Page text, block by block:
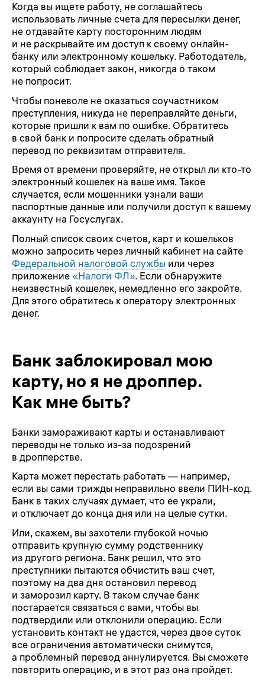
Когда вы ищете работу, не соглашайтесь
использовать личные счета для пересылки денег,
не отдавайте карту посторонним людям
и не раскрывайте им доступ к своему онлайн-
банку или электронному кошельку. Работодатель,
который соблюдает закон, никогда о таком
не попросит.
Чтобы поневоле не оказаться соучастником
преступления, никуда не переправляйте деньги,
которые пришли к вам по ошибке. Обратитесь
в свой банк и попросите сделать обратный
перевод по реквизитам отправителя.
Время от времени проверяйте, не открыл ли кто-то
электронный кошелек на ваше имя. Такое
случается, если мошенники узнали ваши
паспортные данные или получили доступ к вашему
аккаунту на Госуслугах.
Полный список своих счетов, карт и кошельков
можно запросить через личный кабинет на сайте
Федеральной налоговой службы или через
приложение «Налоги ФЛ». Если обнаружите
неизвестный кошелек, немедленно его закройте.
Для этого обратитесь к оператору электронных
денег.
Банк заблокировал мою
карту, но я не дроппер.
Как мне быть?
Банки замораживают карты и останавливают
переводы не только из-за подозрений
в дропперстве.
Карта может перестать работать — например,
если вы сами трижды неправильно ввели ПИН-код.
Банк в таких случаях думает, что ее украли,
и отключает до конца дня или на целые сутки.
Или, скажем, вы захотели глубокой ночью
отправить крупную сумму родственнику
из другого региона. Банк решил, что это
преступники пытаются обчистить ваш счет,
поэтому на два дня остановил перевод
и заморозил карту. В таком случае банк
постарается связаться с вами, чтобы вы
подтвердили или отклонили операцию. Если
установить контакт не удастся, через двое суток
все ограничения автоматически снимутся,
а проблемный перевод аннулируется. Вы сможете
повторить операцию, и в этот раз она пройдет.